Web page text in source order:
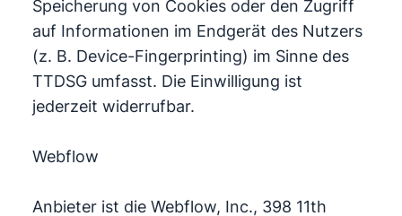
Speicherung von Cookies oder den Zugriff
auf Informationen im Endgerät des Nutzers
(z. B. Device-Fingerprinting) im Sinne des
TTDSG umfasst. Die Einwilligung ist
jederzeit widerrufbar.
Webflow
Anbieter ist die Webflow, Inc., 398 11th